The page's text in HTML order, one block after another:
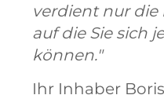
verdient nur die
auf die Sie sich
können."
Ihr Inhaber